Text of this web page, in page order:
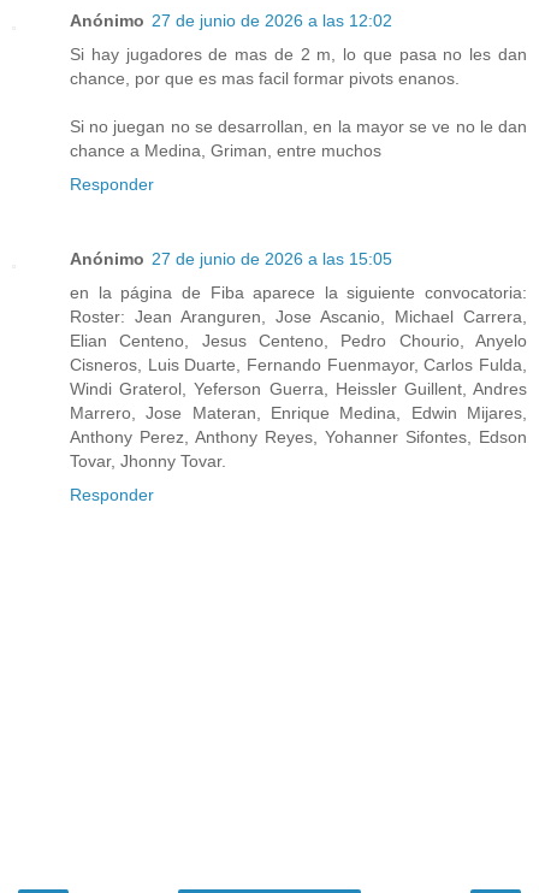
Anónimo 27 de junio de 2026 a las 12:02
Si hay jugadores de mas de 2 m, lo que pasa no les dan
chance, por que es mas facil formar pivots enanos.
Si no juegan no se desarrollan, en la mayor se ve no le dan
chance a Medina, Griman, entre muchos
Responder
Anónimo 27 de junio de 2026 a las 15:05
en la página de Fiba aparece la siguiente convocatoria:
Roster: Jean Aranguren, Jose Ascanio, Michael Carrera,
Elian Centeno, Jesus Centeno, Pedro Chourio, Anyelo
Cisneros, Luis Duarte, Fernando Fuenmayor, Carlos Fulda,
Windi Graterol, Yeferson Guerra, Heissler Guillent, Andres
Marrero, Jose Materan, Enrique Medina, Edwin Mijares,
Anthony Perez, Anthony Reyes, Yohanner Sifontes, Edson
Tovar, Jhonny Tovar.
Responder